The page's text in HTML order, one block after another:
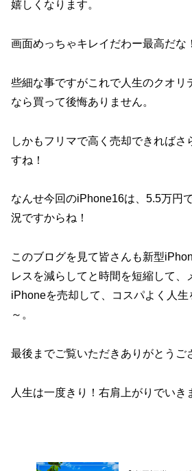
嬉しくなります。
画面めっちゃキレイだわー最高だな
些細な事ですがこれで人生のクオリ
なら買って後悔ありません。
しかもフリマで高く売却できればさ
すね！
なんせ今回のiPhone16は、5.5万円
況ですからね！
このブログを見て皆さんも新型
レスを減らしてと時間を短縮して、
iPhoneを売却して、コスパよく人生
～。
最後までご覧いただきありがとうご
人生は一度きり！右肩上がりでいき